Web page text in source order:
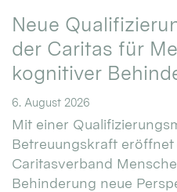
Neue
der Caritas für
kognitiver
6. August 2026
Mit einer
Betreuungskraft
Caritasverband
Behinderung neue